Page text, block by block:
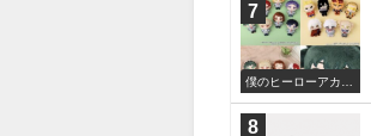
僕のヒーローアカデ